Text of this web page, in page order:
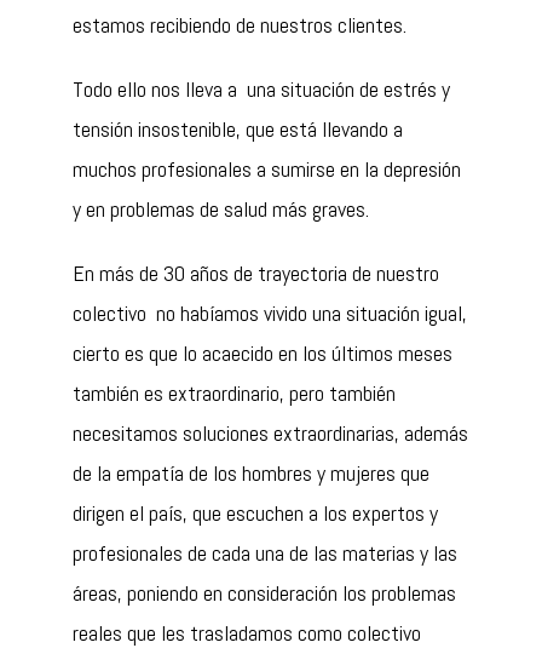
estamos recibiendo de nuestros clientes.
Todo ello nos lleva a una situación de estrés y
tensión insostenible, que está llevando a
muchos profesionales a sumirse en la depresión
y en problemas de salud más graves.
En más de 30 años de trayectoria de nuestro
colectivo no habíamos vivido una situación igual,
cierto es que lo acaecido en los últimos meses
también es extraordinario, pero también
necesitamos soluciones extraordinarias, además
de la empatía de los hombres y mujeres que
dirigen el país, que escuchen a los expertos y
profesionales de cada una de las materias y las
áreas, poniendo en consideración los problemas
reales que les trasladamos como colectivo